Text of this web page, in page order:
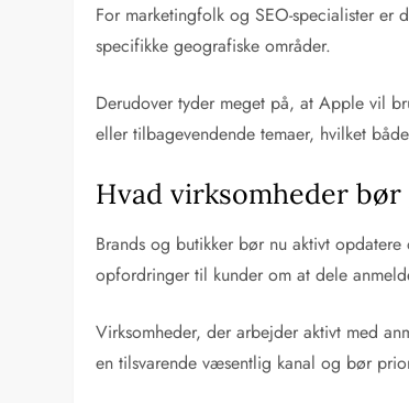
For marketingfolk og SEO-specialister
specifikke geografiske områder.
Derudover tyder meget på, at Apple vil
eller tilbagevendende temaer, hvilket
Hvad virksomheder
Brands og butikker bør nu aktivt
opfordringer til kunder om at dele
Virksomheder, der arbejder aktivt med
en tilsvarende væsentlig kanal og bør